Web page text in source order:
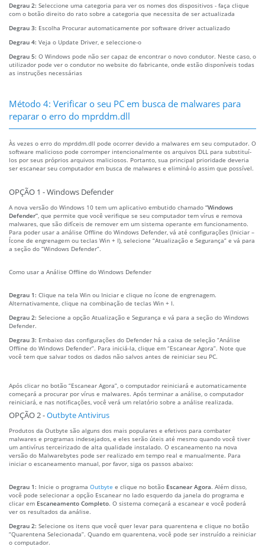
Degrau 2: Seleccione uma categoria para ver os nomes dos dispositivos - faça clique
com o botão direito do rato sobre a categoria que necessita de ser actualizada
Degrau 3: Escolha Procurar automaticamente por software driver actualizado
Degrau 4: Veja o Update Driver, e seleccione-o
Degrau 5: O Windows pode não ser capaz de encontrar o novo condutor. Neste caso, o
utilizador pode ver o condutor no website do fabricante, onde estão disponíveis todas
as instruções necessárias
Método 4: Verificar o seu PC em busca de malwares para
reparar o erro do mprddm.dll
Às vezes o erro do mprddm.dll pode ocorrer devido a malwares em seu computador. O
software malicioso pode corromper intencionalmente os arquivos DLL para substituí-
los por seus próprios arquivos maliciosos. Portanto, sua principal prioridade deveria
ser escanear seu computador em busca de malwares e eliminá-lo assim que possível.
OPÇÃO 1 - Windows Defender
A nova versão do Windows 10 tem um aplicativo embutido chamado “Windows
Defender” , que permite que você verifique se seu computador tem vírus e remova
malwares, que são difíceis de remover em um sistema operante em funcionamento.
Para poder usar a análise Offline do Windows Defender, vá até configurações (Iniciar –
Ícone de engrenagem ou teclas Win + I), selecione “Atualização e Segurança” e vá para
a seção do “Windows Defender”.
Como usar a Análise Offline do Windows Defender
Degrau 1: Clique na tela Win ou Iniciar e clique no ícone de engrenagem.
Alternativamente, clique na combinação de teclas Win + I.
Degrau 2: Selecione a opção Atualização e Segurança e vá para a seção do Windows
Defender.
Degrau 3: Embaixo das configurações do Defender há a caixa de seleção “Análise
Offline do Windows Defender”. Para iniciá-la, clique em “Escanear Agora”. Note que
você tem que salvar todos os dados não salvos antes de reiniciar seu PC.
Após clicar no botão “Escanear Agora”, o computador reiniciará e automaticamente
começará a procurar por vírus e malwares. Após terminar a análise, o computador
reiniciará, e nas notificações, você verá um relatório sobre a análise realizada.
OPÇÃO 2 -Outbyte Antivirus
Produtos da Outbyte são alguns dos mais populares e efetivos para combater
malwares e programas indesejados, e eles serão úteis até mesmo quando você tiver
um antivírus terceirizado de alta qualidade instalado. O escaneamento na nova
versão do Malwarebytes pode ser realizado em tempo real e manualmente. Para
iniciar o escaneamento manual, por favor, siga os passos abaixo:
Degrau 1: Inicie o programa Outbyte e clique no botão Escanear Agora. Além disso,
você pode selecionar a opção Escanear no lado esquerdo da janela do programa e
clicar em Escaneamento Completo. O sistema começará a escanear e você poderá
ver os resultados da análise.
Degrau 2: Selecione os itens que você quer levar para quarentena e clique no botão
“Quarentena Selecionada”. Quando em quarentena, você pode ser instruído a reiniciar
o computador.